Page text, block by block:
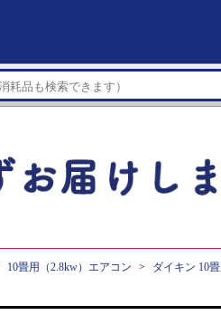
10畳用（2.8kw）エアコン ダイキン 10